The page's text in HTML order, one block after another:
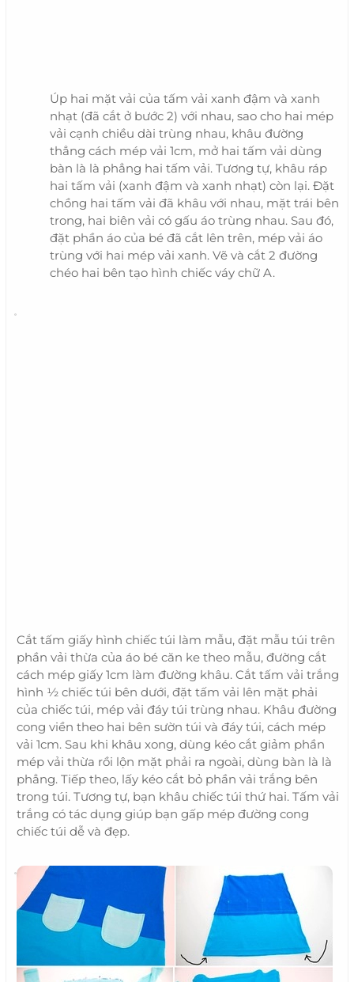
Úp hai mặt vải của tấm vải xanh đậm và xanh
nhạt (đã cắt ở bước 2) với nhau, sao cho hai mép
vải cạnh chiều dài trùng nhau, khâu đường
thẳng cách mép vải 1cm, mở hai tấm vải dùng
bàn là là phẳng hai tấm vải. Tương tự, khâu ráp
hai tấm vải (xanh đậm và xanh nhạt) còn lại. Đặt
chồng hai tấm vải đã khâu với nhau, mặt trái bên
trong, hai biên vải có gấu áo trùng nhau. Sau đó,
đặt phần áo của bé đã cắt lên trên, mép vải áo
trùng với hai mép vải xanh. Vẽ và cắt 2 đường
chéo hai bên tạo hình chiếc váy chữ A.
Cắt tấm giấy hình chiếc túi làm mẫu, đặt mẫu túi trên
phần vải thừa của áo bé căn ke theo mẫu, đường cắt
cách mép giấy 1cm làm đường khâu. Cắt tấm vải trắng
hình ½ chiếc túi bên dưới, đặt tấm vải lên mặt phải
của chiếc túi, mép vải đáy túi trùng nhau. Khâu đường
cong viền theo hai bên sườn túi và đáy túi, cách mép
vải 1cm. Sau khi khâu xong, dùng kéo cắt giảm phần
mép vải thừa rồi lộn mặt phải ra ngoài, dùng bàn là là
phẳng. Tiếp theo, lấy kéo cắt bỏ phần vải trắng bên
trong túi. Tương tự, bạn khâu chiếc túi thứ hai. Tấm vải
trắng có tác dụng giúp bạn gấp mép đường cong
chiếc túi dễ và đẹp.